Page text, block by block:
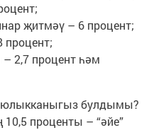
җитмәү – 6 процент;
процент;
– 2,7 процент һәм
юлыкканыгыз булдымы?
проценты – “әйе”